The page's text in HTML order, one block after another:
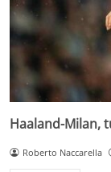
Haaland-Milan,
Roberto Naccarella